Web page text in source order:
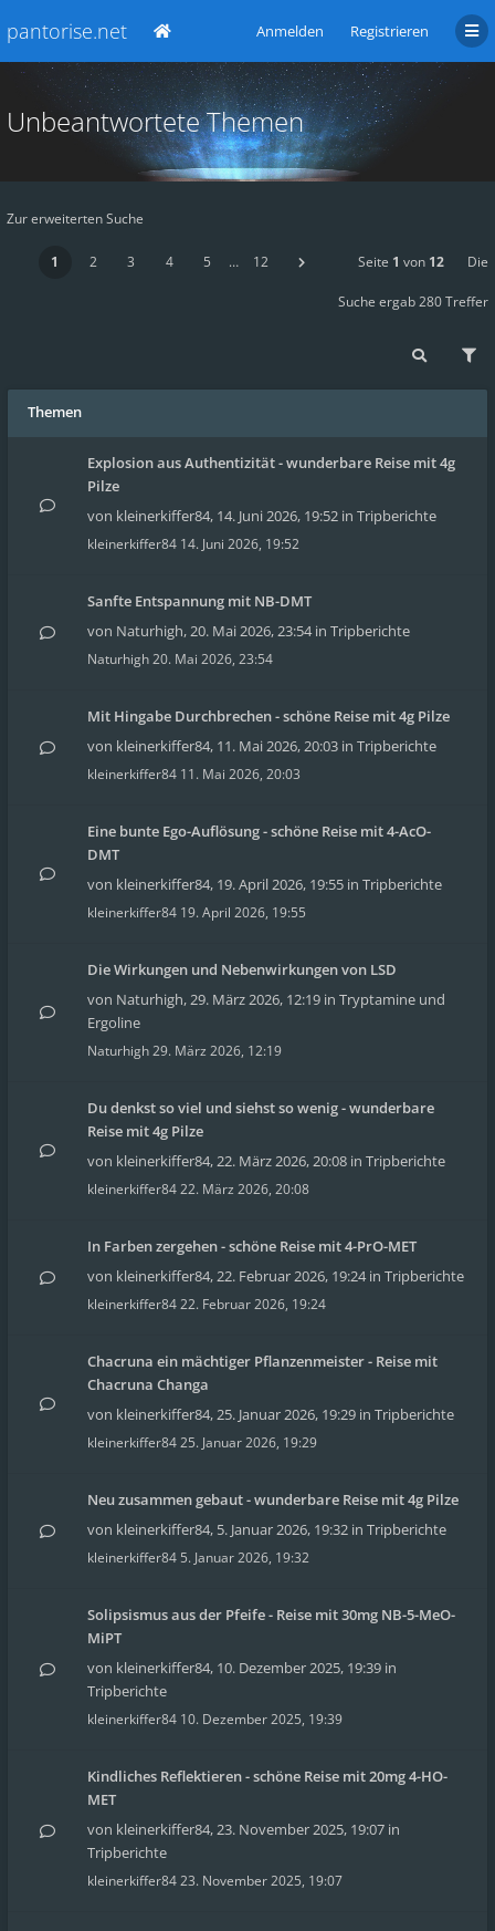
pantorise.net Anmelden Registrieren
Unbeantwortete Themen
Zur erweiterten Suche
1 2 3 4 5 … 12 Seite 1 von 12 Die
Suche ergab 280 Treffer
Themen
Explosion aus Authentizität - wunderbare Reise mit 4g
Pilze
von kleinerkiffer84, 14. Juni 2026, 19:52 in Tripberichte
kleinerkiffer84 14. Juni 2026, 19:52
Sanfte Entspannung mit NB-DMT
von Naturhigh,20. Mai 2026, 23:54in Tripberichte
Naturhigh20. Mai 2026, 23:54
Mit Hingabe Durchbrechen - schöne Reise mit 4g Pilze
von kleinerkiffer84, 11. Mai 2026, 20:03 in Tripberichte
kleinerkiffer84 11. Mai 2026, 20:03
Eine bunte Ego-Auflösung - schöne Reise mit 4-AcO-
DMT
von kleinerkiffer84, 19. April 2026, 19:55 in Tripberichte
kleinerkiffer84 19. April 2026, 19:55
Die Wirkungen und Nebenwirkungen von LSD
von Naturhigh,29. März 2026, 12:19 in Tryptamine und
Ergoline
Naturhigh29. März 2026, 12:19
Du denkst so viel und siehst so wenig - wunderbare
Reise mit 4g Pilze
von kleinerkiffer84,22. März 2026, 20:08 in Tripberichte
kleinerkiffer8422. März 2026, 20:08
In Farben zergehen - schöne Reise mit 4-PrO-MET
von kleinerkiffer84,22. Februar 2026, 19:24in Tripberichte
kleinerkiffer8422. Februar 2026, 19:24
Chacruna ein mächtiger Pflanzenmeister - Reise mit
Chacruna Changa
von kleinerkiffer84,25. Januar 2026, 19:29 in Tripberichte
kleinerkiffer8425. Januar 2026, 19:29
Neu zusammen gebaut - wunderbare Reise mit 4g Pilze
von kleinerkiffer84, 5. Januar 2026, 19:32 in Tripberichte
kleinerkiffer84 5. Januar 2026, 19:32
Solipsismus aus der Pfeife - Reise mit 30mg NB-5-MeO-
MiPT
von kleinerkiffer84, 10. Dezember 2025, 19:39 in
Tripberichte
kleinerkiffer84 10. Dezember 2025, 19:39
Kindliches Reflektieren - schöne Reise mit 20mg 4-HO-
MET
von kleinerkiffer84,23. November 2025, 19:07 in
Tripberichte
kleinerkiffer8423. November 2025, 19:07